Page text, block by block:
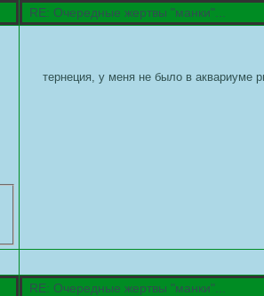
RE: Очередные жертвы "манки"...
тернеция, у меня не было в аквариуме
RE: Очередные жертвы "манки"...